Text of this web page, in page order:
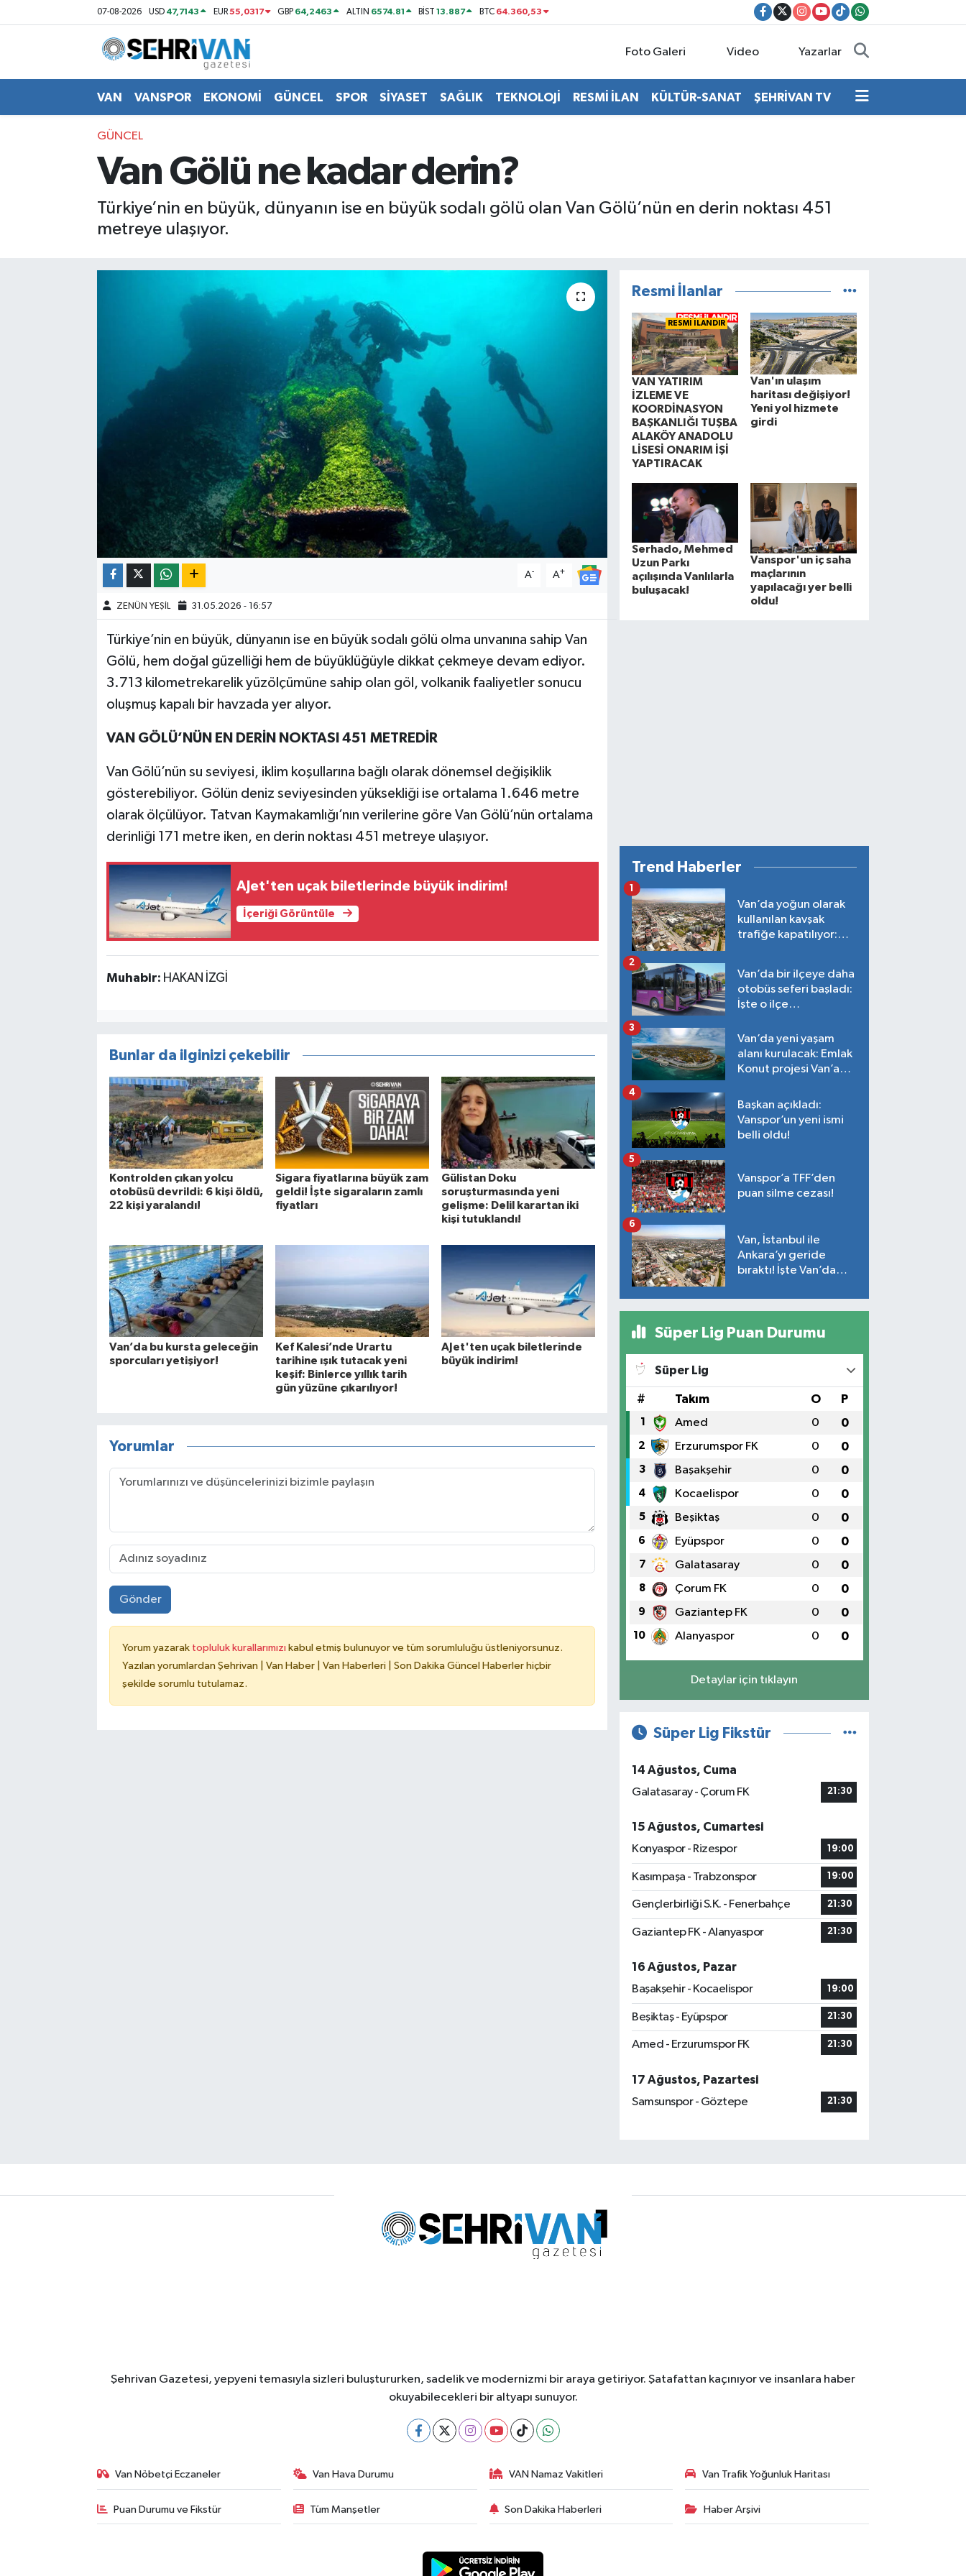
07-08-2026 USD 47,7143 EUR55,0317 GBP 64,2463 ALTIN 6574.81 BİST13.887 BTC 64.360,53
Foto Galeri Video Yazarlar
VAN VANSPOR EKONOMİ GÜNCEL SPOR SİYASET SAĞLIK TEKNOLOJİ RESMİ İLAN KÜLTÜR-SANAT ŞEHRİVAN TV
GÜNCEL
Van Gölü ne kadar derin?
Türkiye’nin en büyük, dünyanın ise en büyük sodalı gölü olan Van Gölü’nün en derin noktası 451
metreye ulaşıyor.
A- A+
ZENÜN YEŞİL 31.05.2026 - 16:57
Türkiye’nin en büyük, dünyanın ise en büyük sodalı gölü olma unvanına sahip Van
Gölü, hem doğal güzelliği hem de büyüklüğüyle dikkat çekmeye devam ediyor.
3.713 kilometrekarelik yüzölçümüne sahip olan göl, volkanik faaliyetler sonucu
oluşmuş kapalı bir havzada yer alıyor.
VAN GÖLÜ’NÜN EN DERİN NOKTASI 451 METREDİR
Van Gölü’nün su seviyesi, iklim koşullarına bağlı olarak dönemsel değişiklik
gösterebiliyor. Gölün deniz seviyesinden yüksekliği ise ortalama 1.646 metre
olarak ölçülüyor. Tatvan Kaymakamlığı’nın verilerine göre Van Gölü’nün ortalama
derinliği 171 metre iken, en derin noktası 451 metreye ulaşıyor.
AJet'ten uçak biletlerinde büyük indirim!
İçeriği Görüntüle
Muhabir: HAKAN İZGİ
Bunlar da ilginizi çekebilir
Kontrolden çıkan yolcu
otobüsü devrildi: 6 kişi öldü,
22 kişi yaralandı!
Sigara fiyatlarına büyük zam
geldi! İşte sigaraların zamlı
fiyatları
Gülistan Doku
soruşturmasında yeni
gelişme: Delil karartan iki
kişi tutuklandı!
Van’da bu kursta geleceğin
sporcuları yetişiyor!
Kef Kalesi’nde Urartu
tarihine ışık tutacak yeni
keşif: Binlerce yıllık tarih
gün yüzüne çıkarılıyor!
AJet'ten uçak biletlerinde
büyük indirim!
Yorumlar
Gönder
Yorum yazarak topluluk kurallarımızı kabul etmiş bulunuyor ve tüm sorumluluğu üstleniyorsunuz.
Yazılan yorumlardan Şehrivan | Van Haber | Van Haberleri | Son Dakika Güncel Haberler hiçbir
şekilde sorumlu tutulamaz.
Resmi İlanlar
RESMİ İLANDIR
VAN YATIRIM
İZLEME VE
KOORDİNASYON
BAŞKANLIĞI TUŞBA
ALAKÖY ANADOLU
LİSESİ ONARIM İŞİ
YAPTIRACAK
Van'ın ulaşım
haritası değişiyor!
Yeni yol hizmete
girdi
Serhado, Mehmed
Uzun Parkı
açılışında Vanlılarla
buluşacak!
Vanspor'un iç saha
maçlarının
yapılacağı yer belli
oldu!
Trend Haberler
Van’da yoğun olarak
kullanılan kavşak
trafiğe kapatılıyor:
1
Van’da bir ilçeye daha
otobüs seferi başladı:
İşte o ilçe…
2
Van’da yeni yaşam
alanı kurulacak: Emlak
Konut projesi Van’a
3
Başkan açıkladı:
Vanspor’un yeni ismi
belli oldu!
4
Vanspor’a TFF’den
puan silme cezası!
5
Van, İstanbul ile
Ankara’yı geride
bıraktı! İşte Van’da
6
Süper Lig Puan Durumu
Süper Lig
# Takım O P
1 Amed 0 0
2 Erzurumspor FK 0 0
3 Başakşehir 0 0
4 Kocaelispor 0 0
5 Beşiktaş 0 0
6 Eyüpspor 0 0
7 Galatasaray 0 0
8 Çorum FK 0 0
9 Gaziantep FK 0 0
10 Alanyaspor 0 0
Detaylar için tıklayın
Süper Lig Fikstür
14 Ağustos, Cuma
Galatasaray - Çorum FK
21:30
15 Ağustos, Cumartesi
Konyaspor - Rizespor
19:00
Kasımpaşa - Trabzonspor 19:00
Gençlerbirliği S.K. - Fenerbahçe 21:30
Gaziantep FK - Alanyaspor 21:30
16 Ağustos, Pazar
Başakşehir - Kocaelispor
19:00
Beşiktaş - Eyüpspor 21:30
Amed - Erzurumspor FK 21:30
17 Ağustos, Pazartesi
Samsunspor - Göztepe
21:30
Şehrivan Gazetesi, yepyeni temasıyla sizleri buluştururken, sadelik ve modernizmi bir araya getiriyor. Şatafattan kaçınıyor ve insanlara haber
okuyabilecekleri bir altyapı sunuyor.
Van Nöbetçi Eczaneler Van Hava Durumu VAN Namaz Vakitleri Van Trafik Yoğunluk Haritası
Puan Durumu ve Fikstür Tüm Manşetler Son Dakika Haberleri Haber Arşivi
Van Nöbetçi Eczaneler
Van Hava Durumu
VAN Namaz Vakitleri
Van Trafik Yoğunluk Haritası
Süper Lig Puan Durumu ve Fikstür
Tüm Manşetler
Son Dakika Haberleri